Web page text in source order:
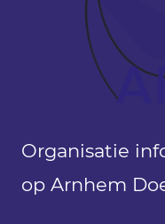
Organisatie
op Arnhem